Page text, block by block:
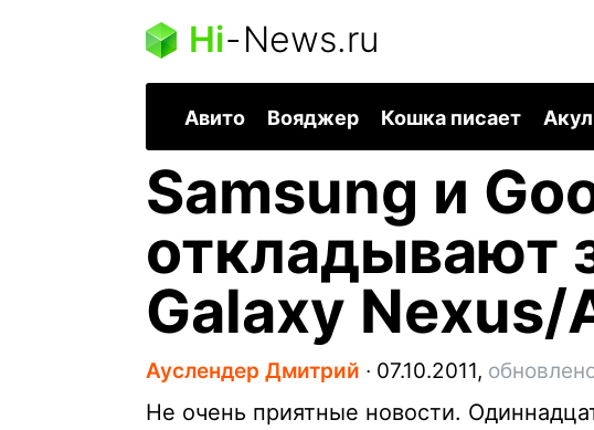
Hi-News.ru
Авито Вояджер Кошка писает
Samsung и
откладывают
Galaxy
Ауслендер Дмитрий ∙ 07.10.2011,
Не очень приятные новости.